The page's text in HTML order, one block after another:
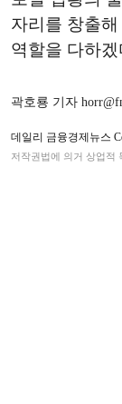
자리를 창출
역할을 다하겠
곽호룡 기자
데일리 금융경제뉴스
저작권법에 의거 상업적